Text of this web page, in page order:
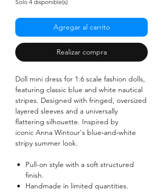
Solo 4 disponible(s)
Agregar al carrito
Realizar compra
Doll mini dress for 1:6 scale fashion dolls,
featuring classic blue and white nautical
stripes. Designed with fringed, oversized
layered sleeves and a universally
flattering silhouette. Inspired by
iconic Anna Wintour's blue‑and‑white
stripy summer look.
Pull-on style with a soft structured
finish.
Handmade in limited quantities.